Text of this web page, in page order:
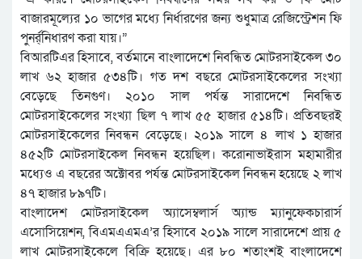
বাজারমূল্যের ১০ ভাগের মধ্যে নির্ধারণের জন্য শুধুমাত্র রেজিস্ট্রেশন ফি
পুনর্র্নিধারণ করা যায়।”
বিআরটিএর হিসাবে, বর্তমানে বাংলাদেশে নিবন্ধিত মোটরসাইকেল ৩০
লাখ ৬২ হাজার ৫৩৪টি। গত দশ বছরে মোটরসাইকেলের সংখ্যা
বেড়েছে তিনগুণ। ২০১০ সাল পর্যন্ত সারাদেশে নিবন্ধিত
মোটরসাইকেলের সংখ্যা ছিল ৭ লাখ ৫৫ হাজার ৫১৪টি। প্রতিবছরই
মোটরসাইকেলের নিবন্ধন বেড়েছে। ২০১৯ সালে ৪ লাখ ১ হাজার
৪৫২টি মোটরসাইকেল নিবন্ধন হয়েছিল। করোনাভাইরাস মহামারীর
মধ্যেও এ বছরের অক্টোবর পর্যন্ত মোটরসাইকেল নিবন্ধন হয়েছে ২ লাখ
৪৭ হাজার ৮৯৭টি।
বাংলাদেশ মোটরসাইকেল অ্যাসেম্বলার্স অ্যান্ড ম্যানুফেকচারার্স
এসোসিয়েশন, বিএমএএমএ’র হিসাবে ২০১৯ সালে সারাদেশে প্রায় ৫
লাখ মোটরসাইকেলে বিক্রি হয়েছে। এর ৮০ শতাংশই বাংলাদেশে